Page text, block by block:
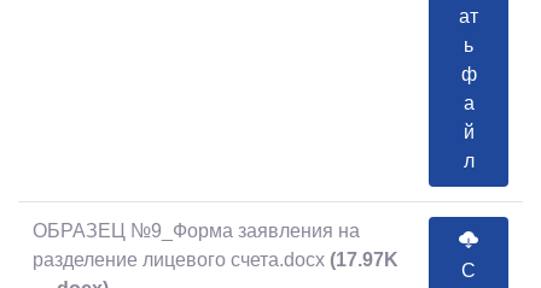
ат
ь
ф
а
й
л
ОБРАЗЕЦ №9_Форма заявления на
разделение лицевого счета.docx (17.97K
С